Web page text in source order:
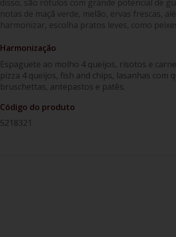
disso, são rótulos com grande potencial de
notas de maçã verde, melão, ervas frescas,
harmonizar, escolha pratos leves, como
Harmonização
Espaguete ao molho 4 queijos, risotos e
pizza 4 queijos, fish and chips, lasanhas com
bruschettas, antepastos e patês.
Código do produto
5218321